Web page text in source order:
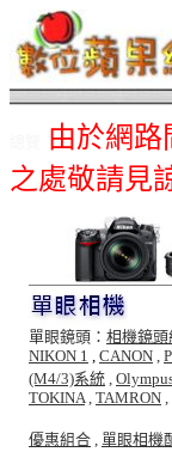
由於網
之處敬請見
單眼鏡頭： 相機鏡
NIKON 1 , CANON ,
(M4/3)系統 ,
TOKINA, TAMRON ,
優惠組合 , 單眼相機